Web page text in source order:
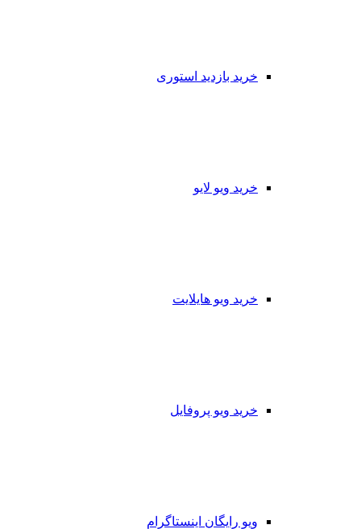
خرید بازدید استوری
خرید ویو لایو
خرید ویو هایلایت
خرید ویو پروفایل
ویو رایگان اینستاگرام